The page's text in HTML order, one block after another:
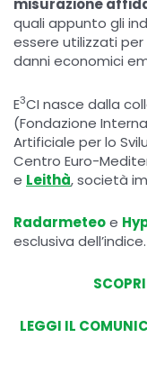
misurazione
quali appunto gli
essere utilizzati
danni economici
E3CI nasce dalla
(Fondazione
Artificiale per lo
Centro Euro-
e Leithà, società
Radarmeteoe
esclusiva dell’indice.
LEGGI IL